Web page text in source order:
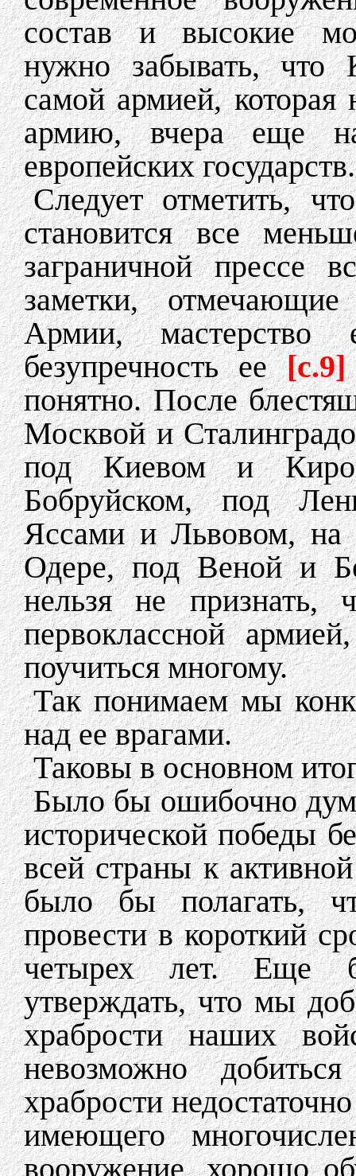
состав и высокие
нужно забывать, что
самой армией, которая
армию, вчера еще
европейских государств.
Следует отметить,
становится все
заграничной прессе
заметки,
Армии,
безупречность ее[c.9]
понятно. После
Москвой и
под Киевом и
Бобруйском, под
Яссами и Львовом,
Одере, под Веной и
нельзя не признать,
первоклассной
поучиться многому.
Так понимаем мы
над ее врагами.
Таковы в основном
Было бы ошибочно
исторической победы
всей страны к
было бы полагать,
провести в короткий
четырех лет. Еще
утверждать, что мы
храбрости наших
невозможно
храбрости
имеющего
вооружение, хорошо